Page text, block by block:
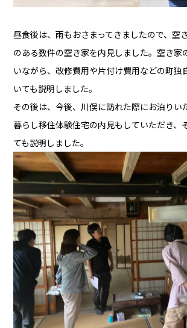
昼食後は、雨もおさまってきましたので、空
のある数件の空き家を内見しました。空き家
いながら、改修費用や片付け費用などの町独
いても説明しました。
その後は、今後、川俣に訪れた際にお泊りい
暮らし移住体験住宅の内見もしていただき、
ても説明しました。